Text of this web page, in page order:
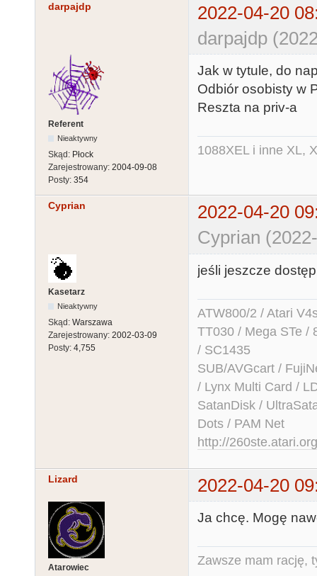
darpajdp
2022-04-20
darpajdp
Referent
Nieaktywny
Skąd: Płock
Zarejestrowany: 2004-09-08
Posty: 354
Jak w tytule, do
Odbiór osobisty w
Reszta na priv-a
1088XEL i inne XL,
Cyprian
2022-04-20
Cyprian
Kasetarz
Nieaktywny
Skąd: Warszawa
Zarejestrowany: 2002-03-09
Posty: 4,755
jeśli jeszcze
ATW800/2 / Atari
TT030 / Mega STe /
/ SC1435
SUB/AVGcart /
/ Lynx Multi Card /
SatanDisk /
Dots / PAM Net
http://260ste.atari.org
Lizard 2022-04-20
Atarowiec
Ja chcę. Mogę
Zawsze mam rację,